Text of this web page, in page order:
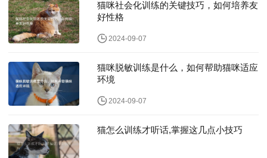
猫咪社会化训练的关键技巧，如何培养友
好性格
2024-09-07
猫咪脱敏训练是什么，如何帮助猫咪适应
环境
2024-09-07
猫怎么训练才听话,掌握这几点小技巧